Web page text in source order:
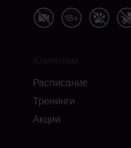
Расписание
Тренинги
Акции